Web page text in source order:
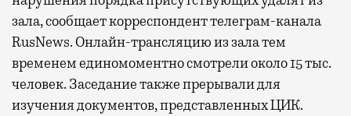
зала, сообщает корреспондент телеграм-канала
RusNews. Онлайн-трансляцию из зала тем
временем единомоментно смотрели около 15 тыс.
человек. Заседание также прерывали для
изучения документов, представленных ЦИК.